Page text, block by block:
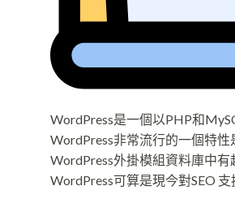
WordPress是一個以PHP和
WordPress非常流行的一個特
WordPress外掛模組資料庫中有
WordPress可算是現今對SEO